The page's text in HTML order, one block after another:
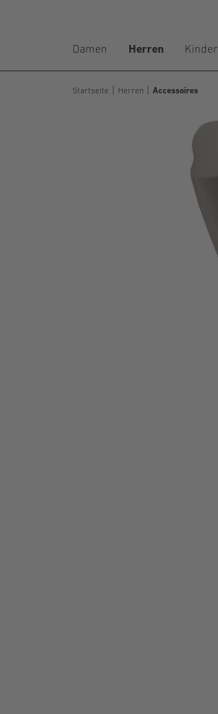
Damen Herren Kinder
Startseite Herren Accessoires